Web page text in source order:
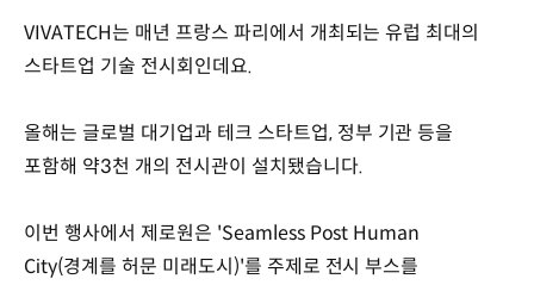
VIVATECH는 매년 프랑스 파리에서 개최되는 유럽 최대의
스타트업 기술 전시회인데요.
올해는 글로벌 대기업과 테크 스타트업, 정부 기관 등을
포함해 약3천 개의 전시관이 설치됐습니다.
이번 행사에서 제로원은 'Seamless Post Human
City(경계를 허문 미래도시)'를 주제로 전시 부스를